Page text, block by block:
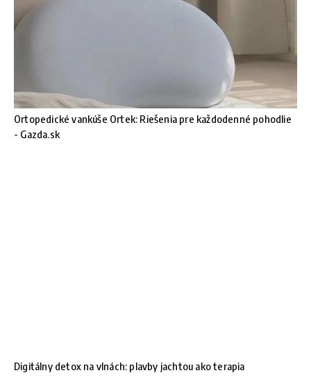
Ortopedické vankúše Ortek: Riešenia pre každodenné pohodlie
- Gazda.sk
Digitálny detox na vlnách: plavby jachtou ako terapia